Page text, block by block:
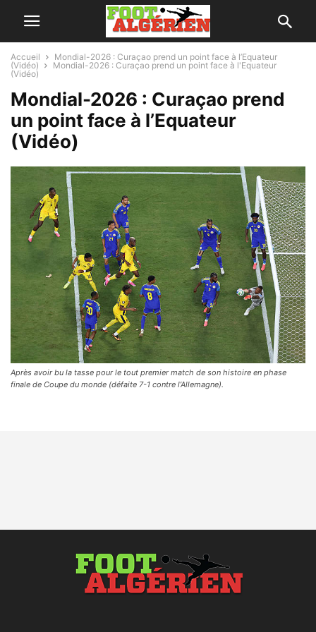
Accueil
Mondial-2026 : Curaçao prend un point face à l’Equateur
(Vidéo)
Mondial-2026 : Curaçao prend un point face à l'Equateur
(Vidéo)
Mondial-2026 : Curaçao prend
un point face à l’Equateur
(Vidéo)
Après avoir bu la tasse pour le tout premier match de son histoire en phase
finale de Coupe du monde (défaite 7-1 contre l’Allemagne).